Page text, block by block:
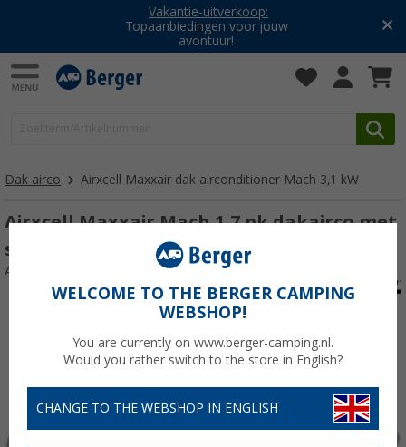
Vakantie-uitverkoop:
Topaanbiedingen voor jouw
avontuur!
Dak airco Airxcell Maxxair dak airconditioner Mach 3,1 kW
Airxcell Maxxair Mach 1,7 pk dakairco met
soft starter
Artikelnr: 654409
WELCOME TO THE BERGER CAMPING
WEBSHOP!
You are currently on www.berger-camping.nl.
Would you rather switch to the store in English?
CHANGE TO THE WEBSHOP IN ENGLISH